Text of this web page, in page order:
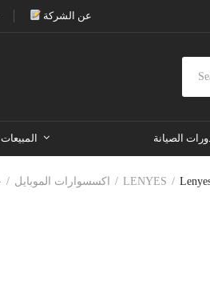
عن الشركة
المبيعات الصيانة
اكسسوارات الموبايل LENYES